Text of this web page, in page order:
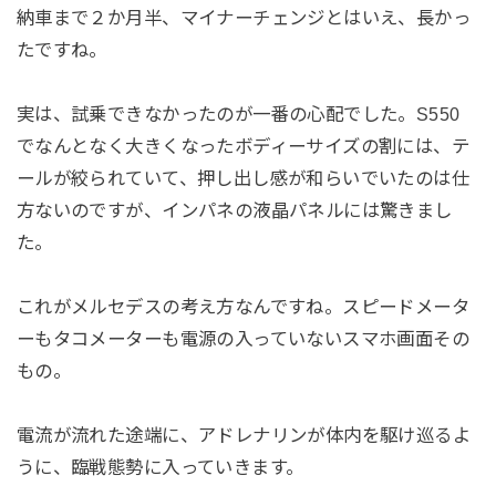
納車まで２か月半、マイナーチェンジとはいえ、長かっ
たですね。
実は、試乗できなかったのが一番の心配でした。S550
でなんとなく大きくなったボディーサイズの割には、テ
ールが絞られていて、押し出し感が和らいでいたのは仕
方ないのですが、インパネの液晶パネルには驚きまし
た。
これがメルセデスの考え方なんですね。スピードメータ
ーもタコメーターも電源の入っていないスマホ画面その
もの。
電流が流れた途端に、アドレナリンが体内を駆け巡るよ
うに、臨戦態勢に入っていきます。